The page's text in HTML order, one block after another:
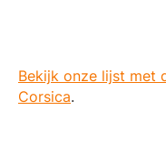
Bekijk onze lijst met
Corsica.